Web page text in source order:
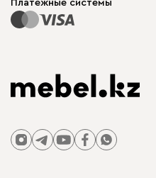
Платежные системы